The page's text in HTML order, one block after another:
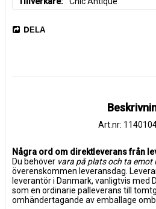
DELA
Art.nr:
Några ord om direktleverans från
Du behöver vara på plats och ta emot
överenskommen leveransdag.
leverantör i Danmark, vanligtvis med
som en ordinarie palleverans till
omhändertagande av emballage